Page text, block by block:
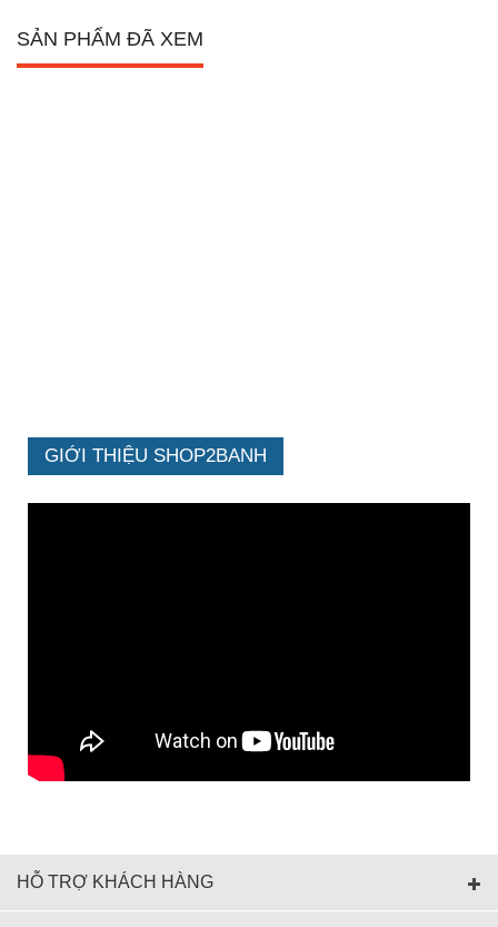
SẢN PHẨM ĐÃ XEM
GIỚI THIỆU SHOP2BANH
HỖ TRỢ KHÁCH HÀNG